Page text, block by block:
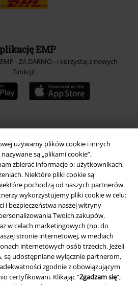
używamy plików cookie i innych
są „plikami cookie”.
zbierać informacje o: użytkownikach,
Niektóre pliki cookie są
pochodzą od naszych partnerów.
wykorzystujemy pliki cookie w celu:
i bezpieczeństwa naszej witryny
Twoich zakupów,
w celach marketingowych (np. do
stronie internetowej, w mediach
internetowych osób trzecich. Jeżeli
są udostępniane wyłącznie partnerom,
zgodnie z obowiązującym
certyfikowani. Klikając “Zgadzam się”,
EMP
- ZA DARMO - i korzystaj z nowych
funkcji!